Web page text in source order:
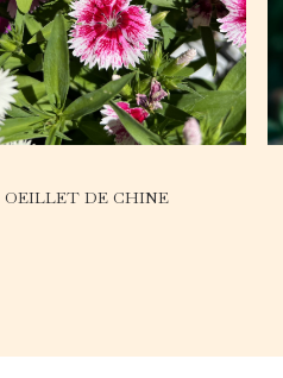
OEILLET DE CHINE